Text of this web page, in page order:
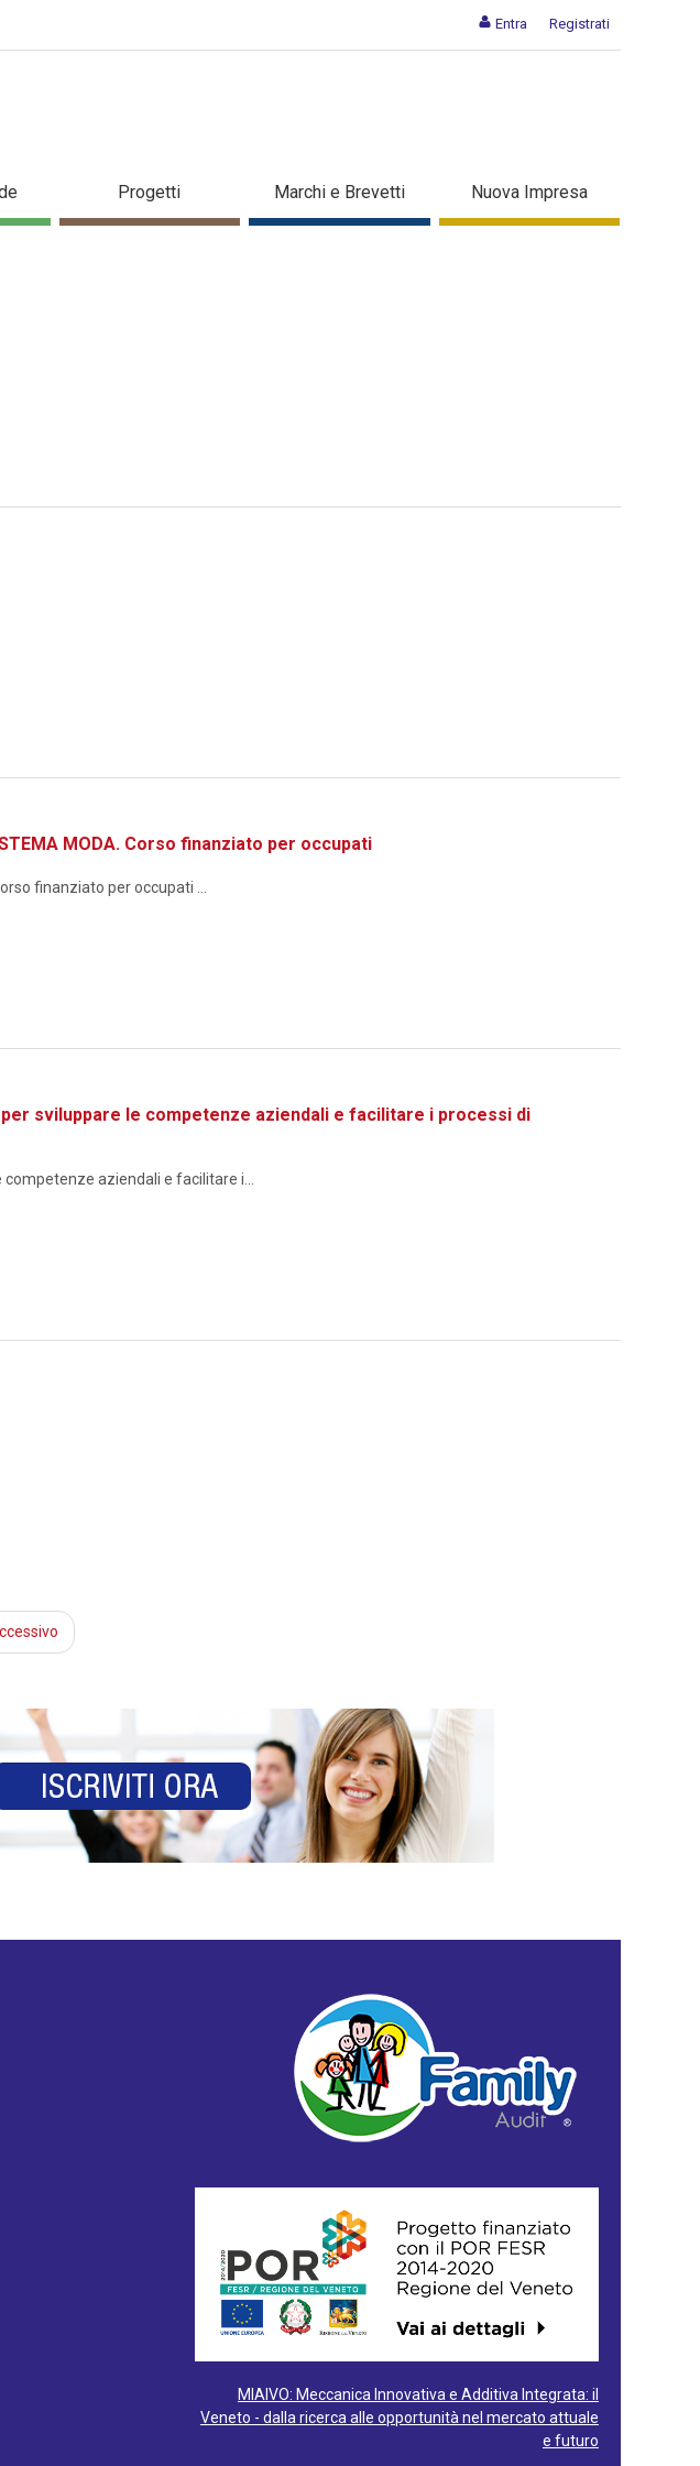
Entra Registrati
Progetti Marchi e Brevetti Nuova Impresa
MODA. Corso finanziato per occupati
finanziato per occupati ...
per sviluppare le competenze aziendali e facilitare i processi di
competenze aziendali e facilitare i...
MIAIVO: Meccanica Innovativa e Additiva Integrata: il
Veneto - dalla ricerca alle opportunità nel mercato attuale
e futuro